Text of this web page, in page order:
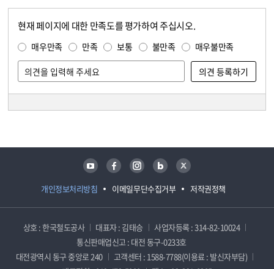
현재 페이지에 대한 만족도를 평가하여 주십시오.
매우만족 만족 보통 불만족 매우불만족
개인정보처리방침 이메일무단수집거부 저작권정책
유튜브 페이스북 인스타그램 블로그 트위터
상호 : 한국철도공사 대표자 : 김태승
사업자등록 : 314-82-10024
통신판매업신고 : 대전 동구-0233호
대전광역시 동구 중앙로 240
고객센터 : 1588-7788(이용료 : 발신자부담)